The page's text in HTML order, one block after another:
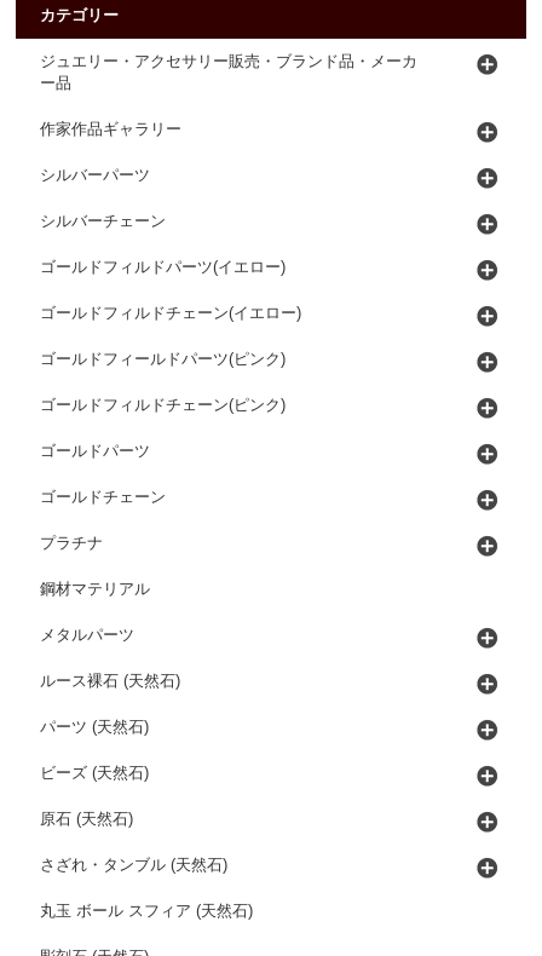
カテゴリー
ジュエリー・アクセサリー販売・ブランド品・メーカ
ー品
作家作品ギャラリー
シルバーパーツ
シルバーチェーン
ゴールドフィルドパーツ(イエロー)
ゴールドフィルドチェーン(イエロー)
ゴールドフィールドパーツ(ピンク)
ゴールドフィルドチェーン(ピンク)
ゴールドパーツ
ゴールドチェーン
プラチナ
鋼材マテリアル
メタルパーツ
ルース裸石 (天然石)
パーツ (天然石)
ビーズ (天然石)
原石 (天然石)
さざれ・タンブル (天然石)
丸玉 ボール スフィア (天然石)